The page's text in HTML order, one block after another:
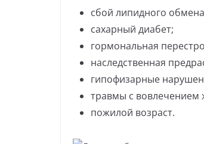
сбой липидного
сахарный диабет;
гормональная
наследственная
гипофизарные
травмы с вовлечением
пожилой возраст.